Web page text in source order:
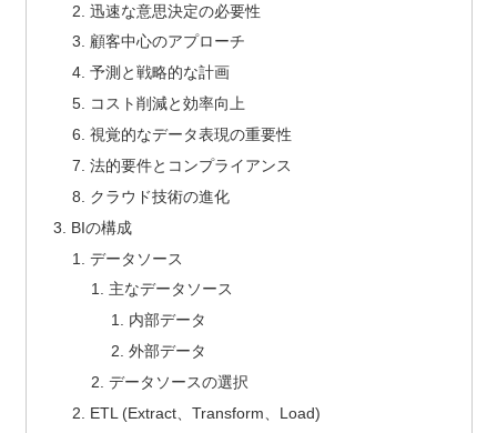
迅速な意思決定の必要性
顧客中心のアプローチ
予測と戦略的な計画
コスト削減と効率向上
視覚的なデータ表現の重要性
法的要件とコンプライアンス
クラウド技術の進化
BIの構成
データソース
主なデータソース
内部データ
外部データ
データソースの選択
ETL (Extract、Transform、Load)